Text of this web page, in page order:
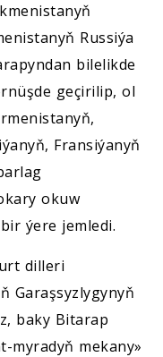
Russiýa
bilelikde
geçirilip, ol
Fransiýanyň
okuw
ýere jemledi.
dilleri
Garaşsyzlygynyň
baky Bitarap
mekany»